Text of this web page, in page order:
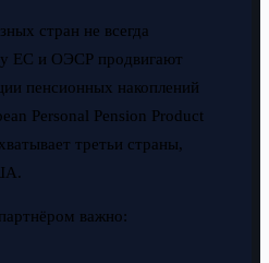
стран не всегда
ЕС и ОЭСР продвигают
пенсионных накоплений
Personal Pension Product
третьи страны,
важно: